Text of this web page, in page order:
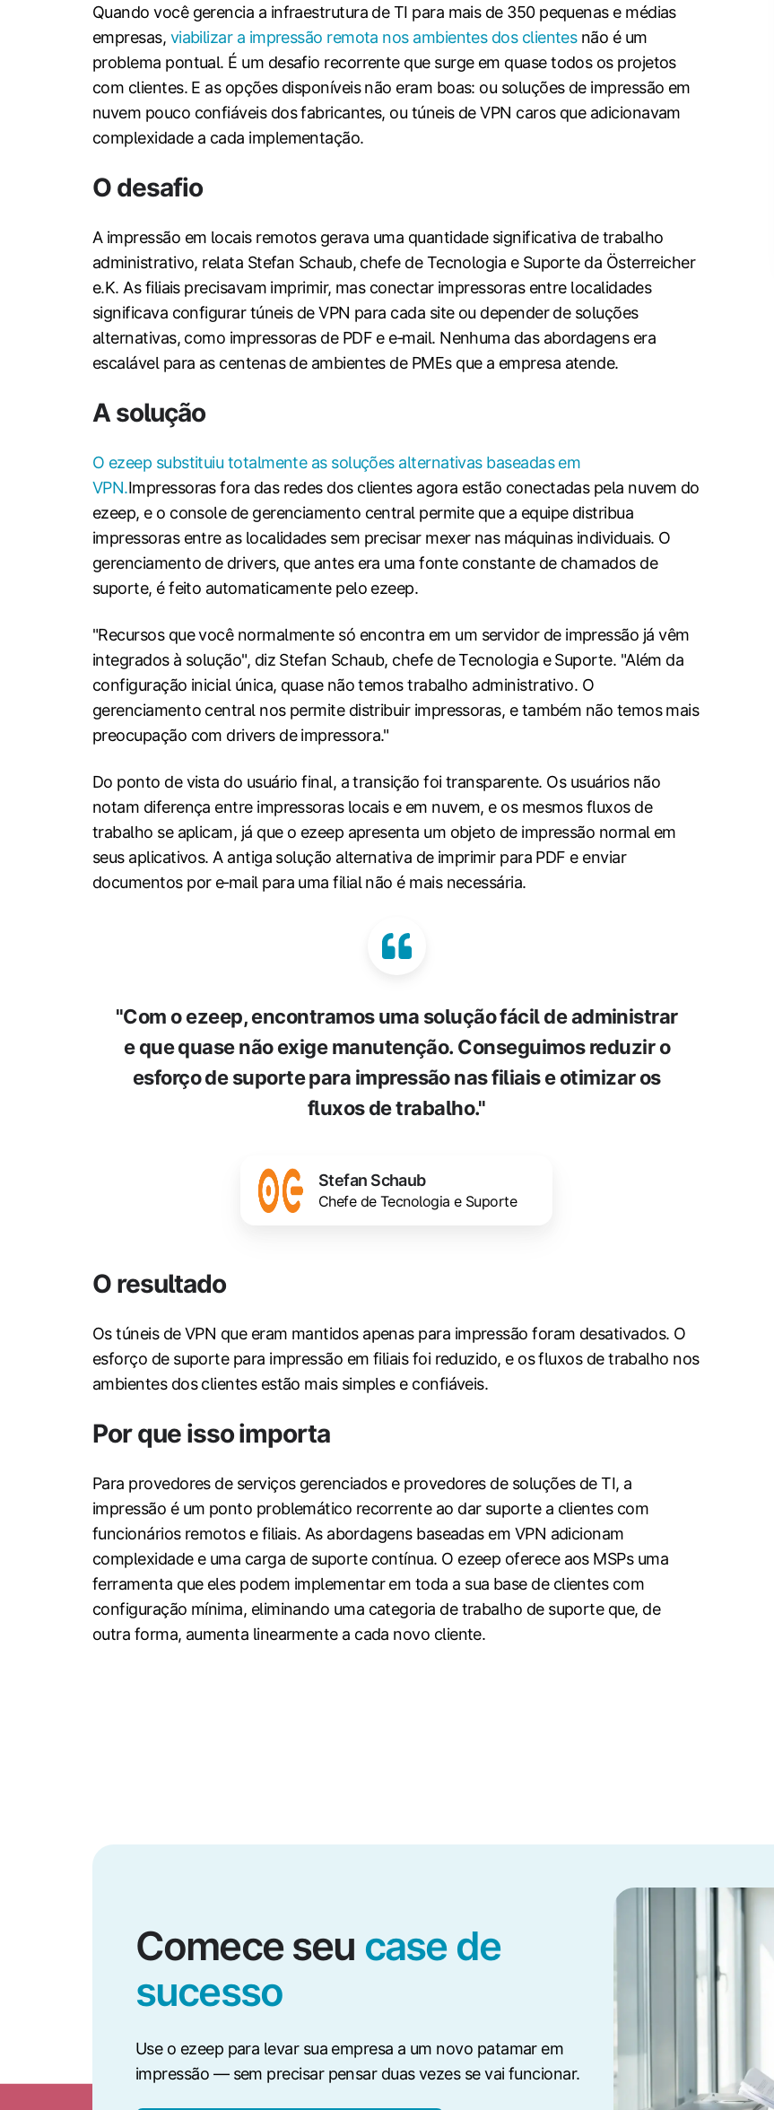
Quando você gerencia a infraestrutura de TI para mais de 350 pequenas e médias
empresas, viabilizar a impressão remota nos ambientes dos clientesnão é um
problema pontual. É um desafio recorrente que surge em quase todos os projetos
com clientes. E as opções disponíveis não eram boas: ou soluções de impressão em
nuvem pouco confiáveis dos fabricantes, ou túneis de VPN caros que adicionavam
complexidade a cada implementação.
O desafio
A impressão em locais remotos gerava uma quantidade significativa de trabalho
administrativo, relata Stefan Schaub, chefe de Tecnologia e Suporte da Österreicher
e.K. As filiais precisavam imprimir, mas conectar impressoras entre localidades
significava configurar túneis de VPN para cada site ou depender de soluções
alternativas, como impressoras de PDF e e‑mail. Nenhuma das abordagens era
escalável para as centenas de ambientes de PMEs que a empresa atende.
A solução
O ezeep substituiu totalmente as soluções alternativas baseadas em
VPN.Impressoras fora das redes dos clientes agora estão conectadas pela nuvem do
ezeep, e o console de gerenciamento central permite que a equipe distribua
impressoras entre as localidades sem precisar mexer nas máquinas individuais. O
gerenciamento de drivers, que antes era uma fonte constante de chamados de
suporte, é feito automaticamente pelo ezeep.
"Recursos que você normalmente só encontra em um servidor de impressão já vêm
integrados à solução", diz Stefan Schaub, chefe de Tecnologia e Suporte. "Além da
configuração inicial única, quase não temos trabalho administrativo. O
gerenciamento central nos permite distribuir impressoras, e também não temos mais
preocupação com drivers de impressora."
Do ponto de vista do usuário final, a transição foi transparente. Os usuários não
notam diferença entre impressoras locais e em nuvem, e os mesmos fluxos de
trabalho se aplicam, já que o ezeep apresenta um objeto de impressão normal em
seus aplicativos. A antiga solução alternativa de imprimir para PDF e enviar
documentos por e‑mail para uma filial não é mais necessária.
"Com o ezeep, encontramos uma solução fácil de administrar
e que quase não exige manutenção. Conseguimos reduzir o
esforço de suporte para impressão nas filiais e otimizar os
fluxos de trabalho."
Stefan Schaub
Chefe de Tecnologia e Suporte
O resultado
Os túneis de VPN que eram mantidos apenas para impressão foram desativados. O
esforço de suporte para impressão em filiais foi reduzido, e os fluxos de trabalho nos
ambientes dos clientes estão mais simples e confiáveis.
Por que isso importa
Para provedores de serviços gerenciados e provedores de soluções de TI, a
impressão é um ponto problemático recorrente ao dar suporte a clientes com
funcionários remotos e filiais. As abordagens baseadas em VPN adicionam
complexidade e uma carga de suporte contínua. O ezeep oferece aos MSPs uma
ferramenta que eles podem implementar em toda a sua base de clientes com
configuração mínima, eliminando uma categoria de trabalho de suporte que, de
outra forma, aumenta linearmente a cada novo cliente.
Comece seu case de
sucesso
Use o ezeep para levar sua empresa a um novo patamar em
impressão — sem precisar pensar duas vezes se vai funcionar.